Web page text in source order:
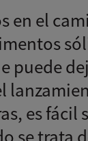
en el
puede
es fácil